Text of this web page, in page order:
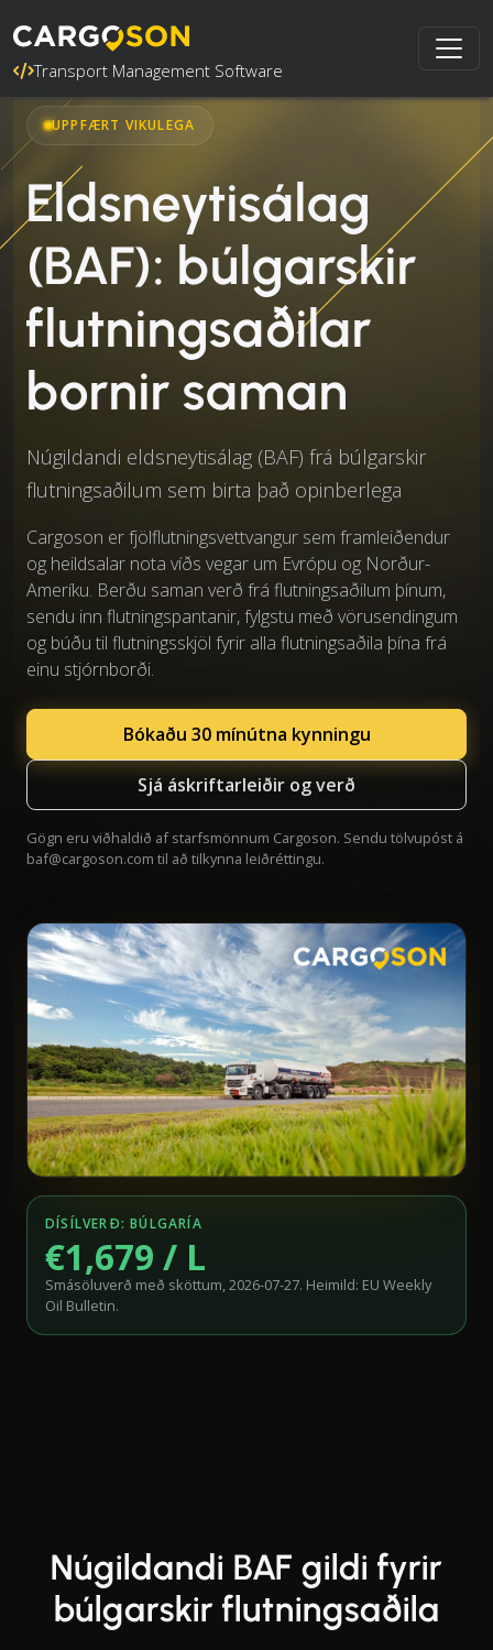
Transport Management Software
UPPFÆRT VIKULEGA
Eldsneytisálag
(BAF): búlgarskir
flutningsaðilar
bornir saman
Núgildandi eldsneytisálag (BAF) frá búlgarskir
flutningsaðilum sem birta það opinberlega
Cargoson er fjölflutningsvettvangur sem framleiðendur
og heildsalar nota víðs vegar um Evrópu og Norður-
Ameríku. Berðu saman verð frá flutningsaðilum þínum,
sendu inn flutningspantanir, fylgstu með vörusendingum
og búðu til flutningsskjöl fyrir alla flutningsaðila þína frá
einu stjórnborði.
Bókaðu 30 mínútna kynningu
Sjá áskriftarleiðir og verð
Gögn eru viðhaldið af starfsmönnum Cargoson. Sendu tölvupóst á
baf@cargoson.com til að tilkynna leiðréttingu.
DÍSÍLVERÐ: BÚLGARÍA
€1,679 / L
Smásöluverð með sköttum, 2026-07-27. Heimild: EU Weekly
Oil Bulletin.
Núgildandi BAF gildi fyrir
búlgarskir flutningsaðila